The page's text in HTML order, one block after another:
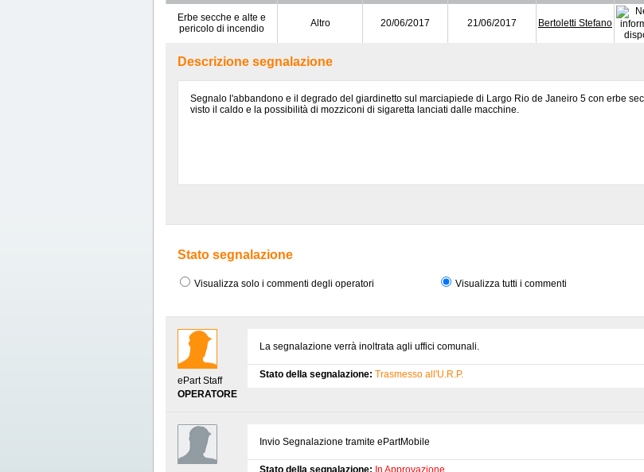
Erbe secche e alte e
pericolo di incendio
Altro 20/06/2017 21/06/2017 Bertoletti Stefano
Descrizione segnalazione
Segnalo l'abbandono e il degrado del giardinetto sul marciapiede di Largo Rio de Janeiro 5 con erbe
visto il caldo e la possibilità di mozziconi di sigaretta lanciati dalle macchine.
Stato segnalazione
Visualizza solo i commenti degli operatori Visualizza tutti i commenti
ePart Staff
OPERATORE
La segnalazione verrà inoltrata agli uffici comunali.
Stato della segnalazione: Trasmesso all'U.R.P.
Invio Segnalazione tramite ePartMobile
Stato della segnalazione: In Approvazione